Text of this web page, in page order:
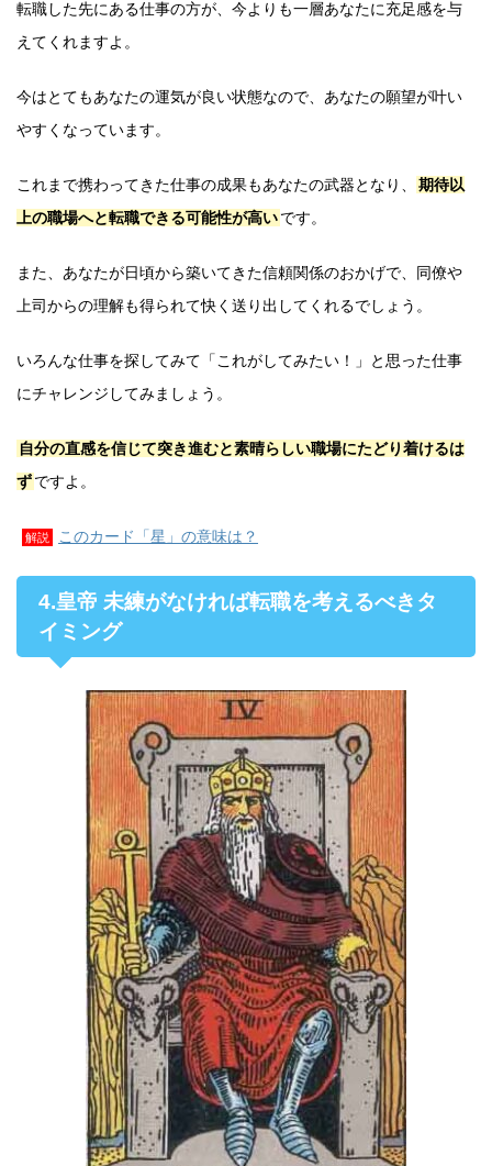
転職した先にある仕事の方が、今よりも一層あなたに充足感を与
えてくれますよ。
今はとてもあなたの運気が良い状態なので、あなたの願望が叶い
やすくなっています。
これまで携わってきた仕事の成果もあなたの武器となり、
期待以
上の職場へと転職できる可能性が高いです。
また、あなたが日頃から築いてきた信頼関係のおかげで、同僚や
上司からの理解も得られて快く送り出してくれるでしょう。
いろんな仕事を探してみて「これがしてみたい！」と思った仕事
にチャレンジしてみましょう。
自分の直感を信じて突き進むと素晴らしい職場にたどり着けるは
ずですよ。
解説 このカード「星」の意味は？
4.皇帝 未練がなければ転職を考えるべきタ
イミング